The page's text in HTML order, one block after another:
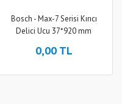
Bosch - Max-7 Serisi Kırıcı
Delici Ucu 37*920 mm
0,00 TL